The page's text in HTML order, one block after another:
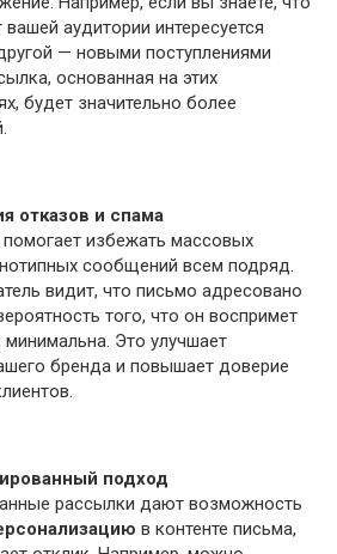
аудитории интересуется
— новыми поступлениями
основанная на этих
будет значительно более
отказов и спама
избежать массовых
сообщений всем подряд.
видит, что письмо адресовано
того, что он воспримет
минимальна. Это улучшает
бренда и повышает доверие
подход
рассылки дают возможность
в контенте письма,